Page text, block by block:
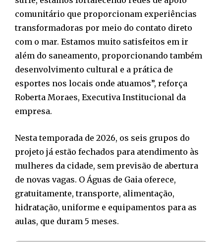
comunitário que proporcionam experiências
transformadoras por meio do contato direto
com o mar. Estamos muito satisfeitos em ir
além do saneamento, proporcionando também
desenvolvimento cultural e a prática de
esportes nos locais onde atuamos”, reforça
Roberta Moraes, Executiva Institucional da
empresa.
Nesta temporada de 2026, os seis grupos do
projeto já estão fechados para atendimento às
mulheres da cidade, sem previsão de abertura
de novas vagas. O Águas de Gaia oferece,
gratuitamente, transporte, alimentação,
hidratação, uniforme e equipamentos para as
aulas, que duram 5 meses.